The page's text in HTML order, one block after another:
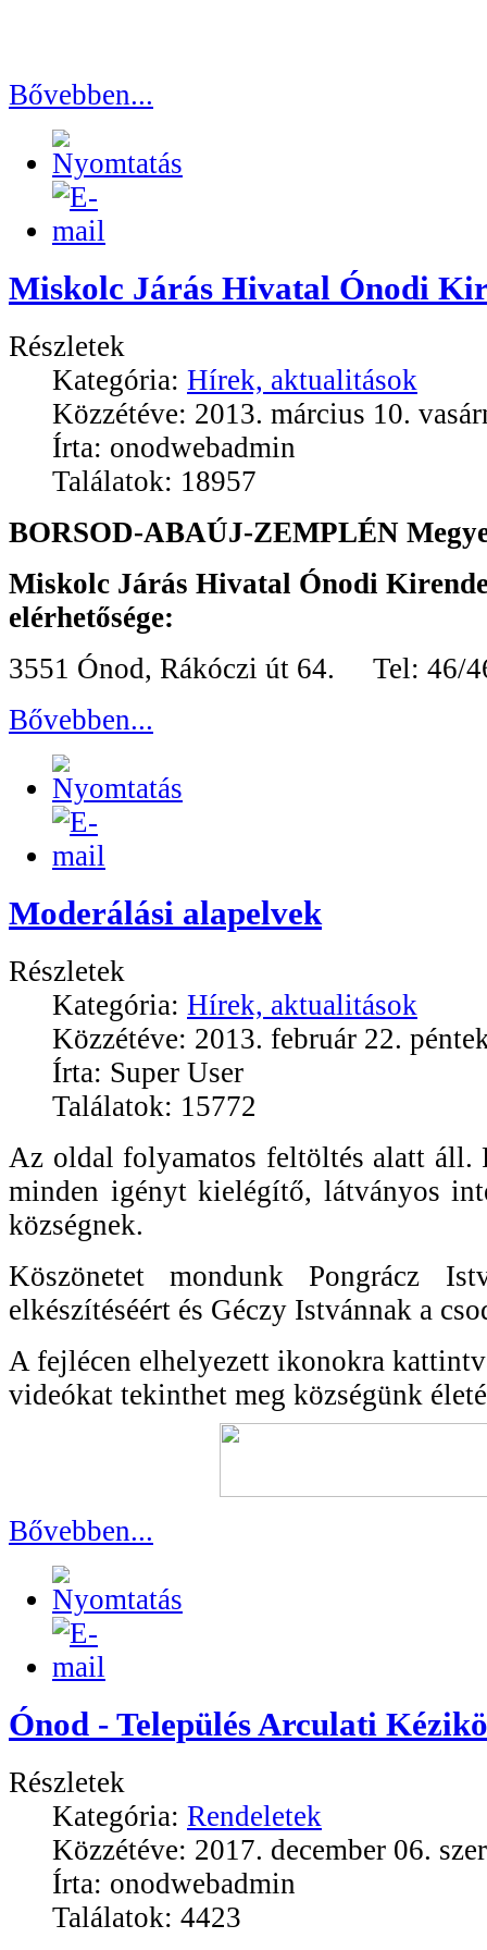
Bővebben...
Miskolc Járás Hivatal Ónodi
Részletek
Kategória: Hírek, aktualitások
Közzétéve: 2013. március 10.
Írta: onodwebadmin
Találatok: 18957
BORSOD-ABAÚJ-ZEMPLÉN
Miskolc Járás Hivatal Ónodi
elérhetősége:
3551 Ónod, Rákóczi út 64. Tel: 46/
Bővebben...
Moderálási alapelvek
Részletek
Kategória: Hírek, aktualitások
Közzétéve: 2013. február 22.
Írta: Super User
Találatok: 15772
Az oldal folyamatos feltöltés alatt áll.
minden igényt kielégítő, látványos
községnek.
Köszönetet mondunk Pongrácz
elkészítéséért és Géczy Istvánnak a
A fejlécen elhelyezett ikonokra
videókat tekinthet meg községünk
Bővebben...
Ónod - Település Arculati
Részletek
Kategória: Rendeletek
Közzétéve: 2017. december 06.
Írta: onodwebadmin
Találatok: 4423